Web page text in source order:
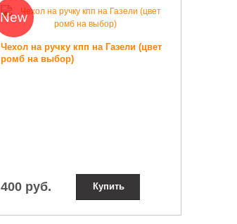
New
Чехол на ручку кпп на Газели (цвет
ромб на выбор)
400 руб. Купить